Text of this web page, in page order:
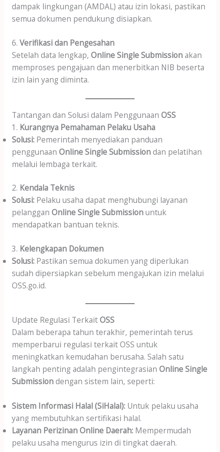
dampak lingkungan (AMDAL) atau izin lokasi, pastikan
semua dokumen pendukung disiapkan.
6. Verifikasi dan Pengesahan
Setelah data lengkap, Online Single Submissionakan
memproses pengajuan dan menerbitkan NIB beserta
izin lain yang diminta.
Tantangan dan Solusi dalam Penggunaan OSS
1. Kurangnya Pemahaman Pelaku Usaha
Solusi:Pemerintah menyediakan panduan
penggunaan Online Single Submissiondan pelatihan
melalui lembaga terkait.
2. Kendala Teknis
Solusi:Pelaku usaha dapat menghubungi layanan
pelanggan Online Single Submissionuntuk
mendapatkan bantuan teknis.
3. Kelengkapan Dokumen
Solusi:Pastikan semua dokumen yang diperlukan
sudah dipersiapkan sebelum mengajukan izin melalui
OSS.go.id.
Update Regulasi TerkaitOSS
Dalam beberapa tahun terakhir, pemerintah terus
memperbarui regulasi terkait OSS untuk
meningkatkan kemudahan berusaha. Salah satu
langkah penting adalah pengintegrasian Online Single
Submissiondengan sistem lain, seperti:
Sistem Informasi Halal (SiHalal):Untuk pelaku usaha
yang membutuhkan sertifikasi halal.
Layanan Perizinan Online Daerah:Mempermudah
pelaku usaha mengurus izin di tingkat daerah.